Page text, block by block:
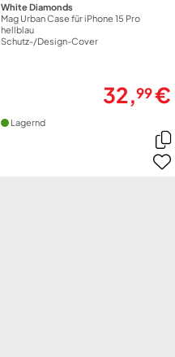
White Diamonds
Mag Urban Case für iPhone 15 Pro
hellblau
Schutz-/Design-Cover
32,99€
Lagernd